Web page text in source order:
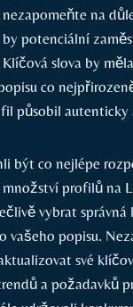
‌na‌
potenciální⁣
⁤slova by
co
působil ‍autenticky⁢
být co nejlépe
profilů⁤ na
vybrat správná
vašeho popisu.⁢
své
a požadavků